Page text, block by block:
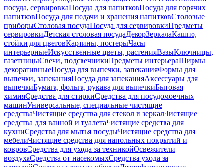
посуда, сервировкаПосуда для напитковПосуда для горячих
напитковПосуда для подачи и хранения напитковСтоловые
приборыСтоловая посудаПосуда для сервировкиПредметы
сервировкиДетская столовая посудаДекорЗеркалаКашпо,
стойки для цветовКартины, постерыЧасы
интерьерныеИскусственные цветы, растенияВазыКлючницы,
газетницыСвечи, подсвечникиПредметы интерьераШирмы
декоративныеПосуда для выпечки, запеканияФормы для
выпечки, запеканияПосуда для запеканияАксессуары для
выпечкиБумага, фольга, рукава для выпечкиБытовая
химияСредства для стиркиСредства для посудомоечных
машинУниверсальные, специальные чистящие
средстваЧистящие средства для стекол и зеркалЧистящие
средства для ванной и туалетаЧистящие средства для
кухниСредства для мытья посудыЧистящие средства для
мебелиЧистящие средства для напольных покрытий и
ковровСредства для ухода за техникойОсвежители
воздухаСредства от насекомыхСредства ухода за